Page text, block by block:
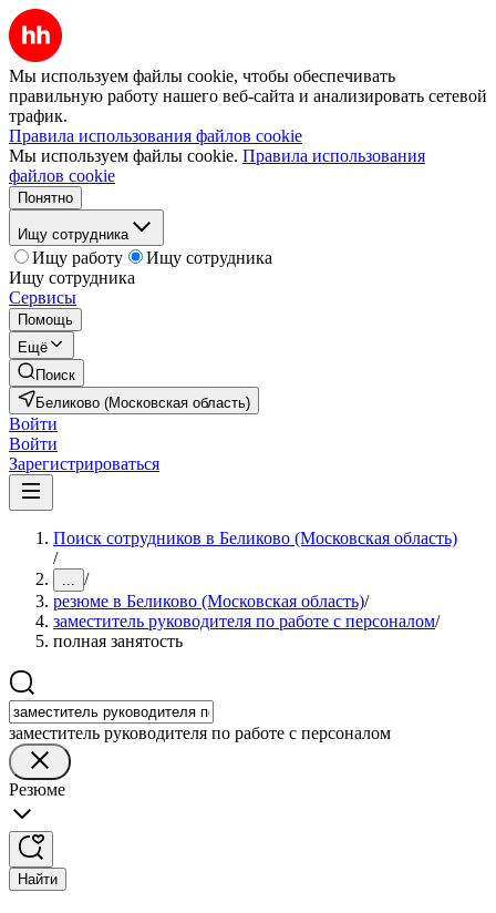
Мы используем файлы cookie, чтобы обеспечивать
правильную работу нашего веб-сайта и анализировать сетевой
трафик.
Правила использования файлов cookie
Мы используем файлы cookie. Правила использования
файлов cookie
Понятно
Ищу сотрудника
Ищу работу
Ищу сотрудника
Ищу сотрудника
Сервисы
Помощь
Ещё
Поиск
Беликово (Московская область)
Войти
Войти
Зарегистрироваться
Поиск сотрудников в Беликово (Московская область)
/
... /
резюме в Беликово (Московская область)/
заместитель руководителя по работе с персоналом/
полная занятость
заместитель руководителя по работе с персоналом
Резюме
Найти